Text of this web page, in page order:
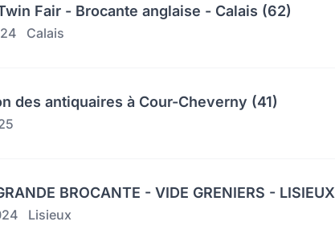
Fair - Brocante anglaise - Calais (62)
Calais
des antiquaires à Cour-Cheverny (41)
BROCANTE - VIDE GRENIERS - LISIEUX
Lisieux